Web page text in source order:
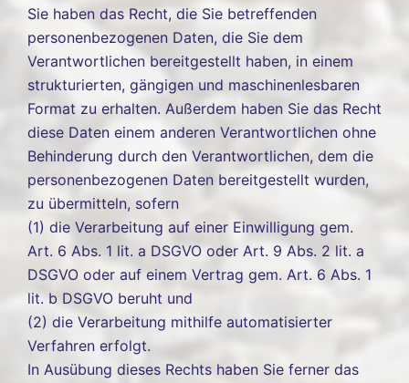
Sie haben das Recht, die Sie betreffenden
personenbezogenen Daten, die Sie dem
Verantwortlichen bereitgestellt haben, in einem
strukturierten, gängigen und maschinenlesbaren
Format zu erhalten. Außerdem haben Sie das Recht
diese Daten einem anderen Verantwortlichen ohne
Behinderung durch den Verantwortlichen, dem die
personenbezogenen Daten bereitgestellt wurden,
zu übermitteln, sofern
(1) die Verarbeitung auf einer Einwilligung gem.
Art. 6 Abs. 1 lit. a DSGVO oder Art. 9 Abs. 2 lit. a
DSGVO oder auf einem Vertrag gem. Art. 6 Abs. 1
lit. b DSGVO beruht und
(2) die Verarbeitung mithilfe automatisierter
Verfahren erfolgt.
In Ausübung dieses Rechts haben Sie ferner das